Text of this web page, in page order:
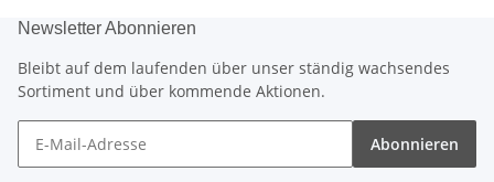
Newsletter Abonnieren
Bleibt auf dem laufenden über unser ständig wachsendes
Sortiment und über kommende Aktionen.
Abonnieren